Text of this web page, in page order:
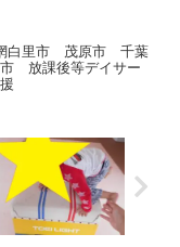
白里市 茂原市 千葉
放課後等デイサー